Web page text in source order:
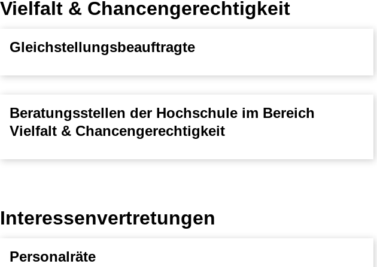
Vielfalt & Chancengerechtigkeit
Gleichstellungsbeauftragte
Beratungsstellen der Hochschule im Bereich
Vielfalt & Chancengerechtigkeit
Interessenvertretungen
Personalräte